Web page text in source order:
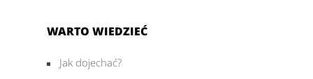
WARTO WIEDZIEĆ
Jak dojechać?